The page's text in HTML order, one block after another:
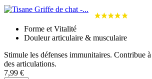
Forme et Vitalité
Douleur articulaire & musculaire
Stimule les défenses immunitaires. Contribue
des articulations.
7,99 €